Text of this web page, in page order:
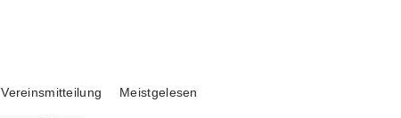
Vereinsmitteilung Meistgelesen